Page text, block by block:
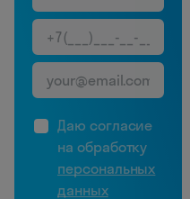
Даю согласие
на обработку
персональных
данных